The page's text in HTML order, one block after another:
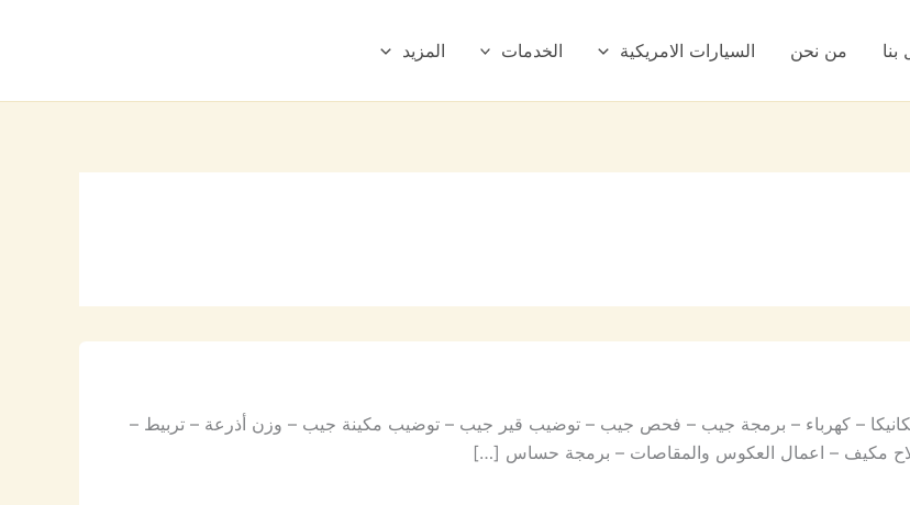
بنا من نحن السيارات الامريكية الخدمات المزيد
– كهرباء – برمجة جيب – فحص جيب – توضيب قير جيب – توضيب مكينة جيب – وزن أذرعة – تربيط –
مكيف – اعمال العكوس والمقاصات – برمجة حساس […]